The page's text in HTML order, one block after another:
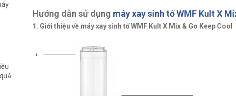
Hướng dẫn sử dụng máy xay sinh tố WMF Kult X
1. Giới thiệu về máy xay sinh tố WMF Kult X Mix & Go Keep Cool